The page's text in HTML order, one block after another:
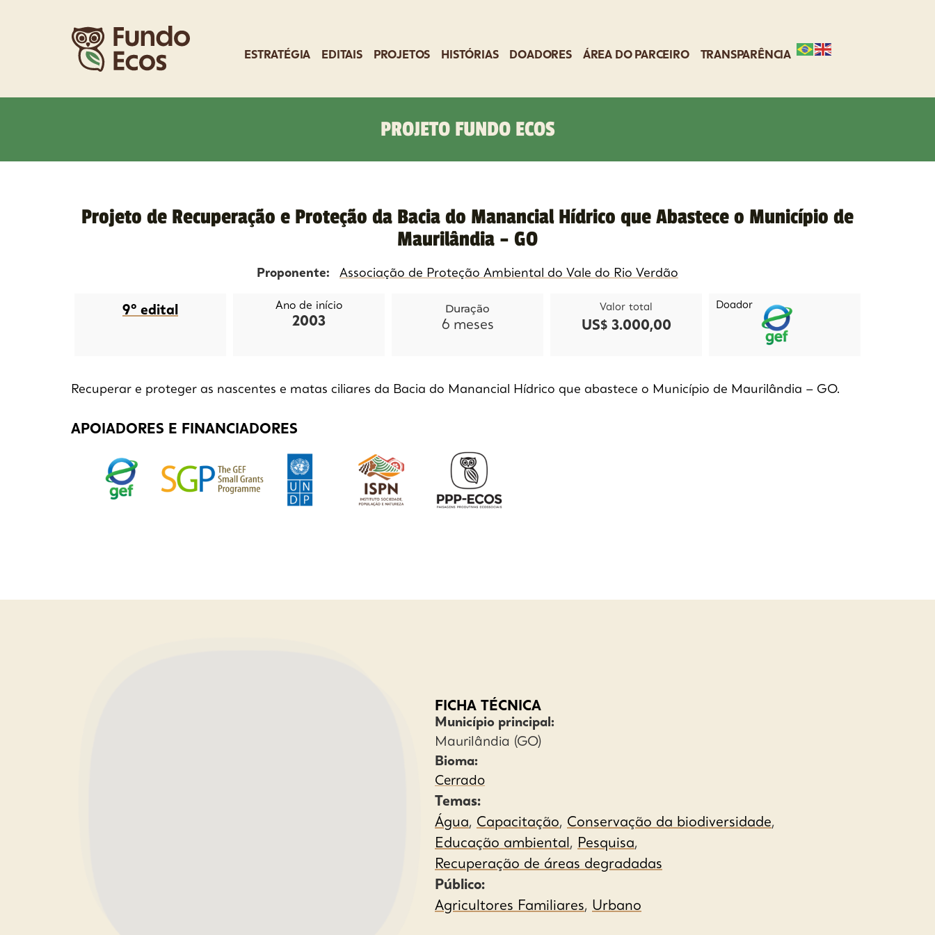
ESTRATÉGIA EDITAIS PROJETOS HISTÓRIAS DOADORES ÁREA DO PARCEIRO TRANSPARÊNCIA
PROJETO FUNDO ECOS
Projeto de Recuperação e Proteção da Bacia do Manancial Hídrico que Abastece o Município de
Maurilândia – GO
Proponente: Associação de Proteção Ambiental do Vale do Rio Verdão
9º edital Ano de início
2003
Duração
6meses
Valor total
US$ 3.000,00
Doador
Recuperar e proteger as nascentes e matas ciliares da Bacia do Manancial Hídrico que abastece o Município de Maurilândia – GO.
APOIADORES E FINANCIADORES
FICHA TÉCNICA
Município principal:
Maurilândia (GO)
Bioma:
Cerrado
Temas:
Água, Capacitação, Conservação da biodiversidade,
Educação ambiental, Pesquisa,
Recuperação de áreas degradadas
Público:
Agricultores Familiares, Urbano